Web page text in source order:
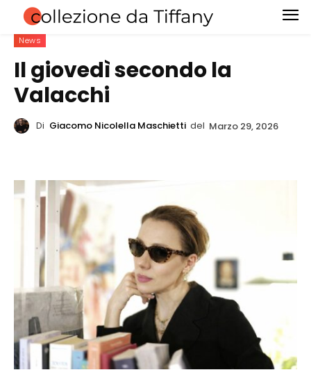
News
Il giovedì secondo la
Valacchi
Di Giacomo Nicolella Maschietti del Marzo 29, 2026